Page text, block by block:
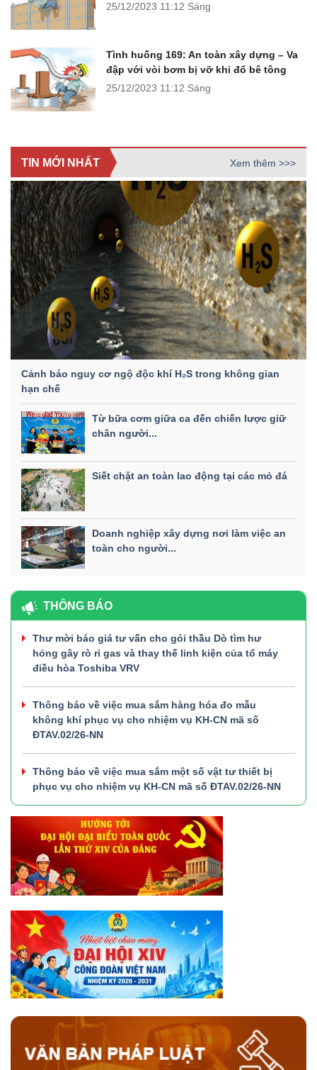
25/12/2023 11:12 Sáng
Tình huống 169: An toàn xây dựng – Va
đập với vòi bơm bị vỡ khi đổ bê tông
25/12/2023 11:12 Sáng
TIN MỚI NHẤT Xem thêm >>>
Cảnh báo nguy cơ ngộ độc khí H₂S trong không gian
hạn chế
Từ bữa cơm giữa ca đến chiến lược giữ
chân người...
Siết chặt an toàn lao động tại các mỏ đá
Doanh nghiệp xây dựng nơi làm việc an
toàn cho người...
THÔNG BÁO
Thư mời báo giá tư vấn cho gói thầu Dò tìm hư
hỏng gây rò rỉ gas và thay thế linh kiện của tổ máy
điều hòa Toshiba VRV
Thông báo về việc mua sắm hàng hóa đo mẫu
không khí phục vụ cho nhiệm vụ KH-CN mã số
ĐTAV.02/26-NN
Thông báo về việc mua sắm một số vật tư thiết bị
phục vụ cho nhiệm vụ KH-CN mã số ĐTAV.02/26-NN